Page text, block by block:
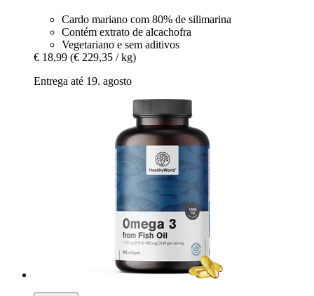
Cardo mariano com 80% de silimarina
Contém extrato de alcachofra
Vegetariano e sem aditivos
€ 18,99 (€ 229,35 / kg)
Entrega até 19. agosto